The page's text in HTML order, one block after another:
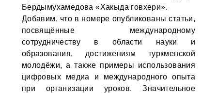
Бердымухамедова «Хакыда говхери».
Добавим, что в номере опубликованы статьи,
посвящённые международному
сотрудничеству в области науки и
образования, достижениям туркменской
молодёжи, а также примеры использования
цифровых медиа и международного опыта
при организации уроков. Значительное